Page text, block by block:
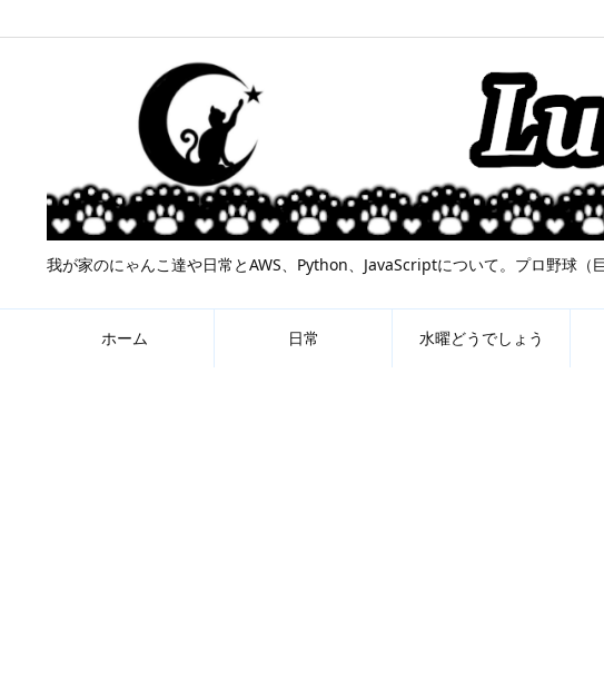
我が家のにゃんこ達や日常とAWS、Python、JavaScriptについて。プロ野球（
ホーム 日常 水曜どうでしょう